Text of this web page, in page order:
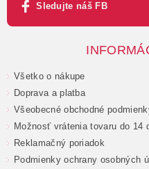
Sledujte náš FB
Všetko o nákupe
Doprava a platba
Všeobecné obchodné
Možnosť vrátenia tovaru do 14
Reklamačný poriadok
Podmienky ochrany osobných